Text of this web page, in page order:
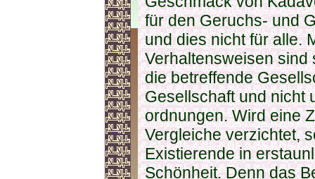
für den Geruchs- und
und dies nicht für alle.
Verhaltensweisen sind
die betreffende
Gesellschaft und nicht
ord­nungen. Wird eine
Vergleiche verzichtet,
Existierende in
Schönheit. Denn das